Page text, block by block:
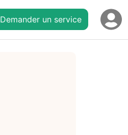
Demander un service